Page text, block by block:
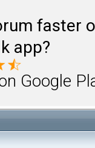
faster
app?
Google